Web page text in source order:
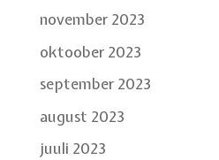
november 2023
oktoober 2023
september 2023
august 2023
juuli 2023